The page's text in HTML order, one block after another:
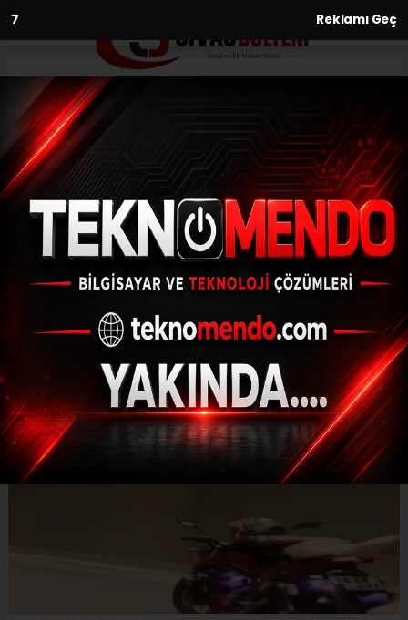
6 Reklamı Geç
Anasayfa Asayiş
Motosikletin üzerine uzanarak
(İHA) - İhlas Haber Ajansı | 31.07.2024 - 09:31, Güncelleme: 31.07.2024
- 09:23
Motosikletin üzerine uzanarak seyretti